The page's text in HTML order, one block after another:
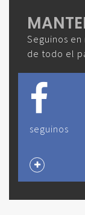
Seguinos
de todo el
seguinos